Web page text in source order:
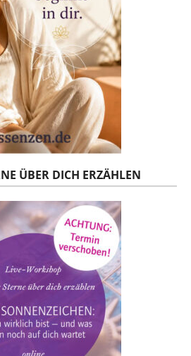
ÜBER DICH ERZÄHLEN